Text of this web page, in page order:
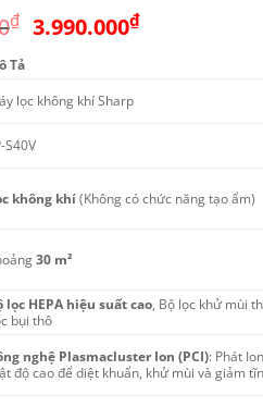
₫ Giá
4.990.000₫.
3.990.000₫Giá
Tả
lọc không khí Sharp
S40V
không khí(Không có chức năng tạo ẩm)
30 m²
lọc HEPA hiệu suất cao , Bộ lọc khử mùi
bụi thô
nghệ Plasmacluster Ion (PCI): Phát
độ cao để diệt khuẩn, khử mùi và giảm